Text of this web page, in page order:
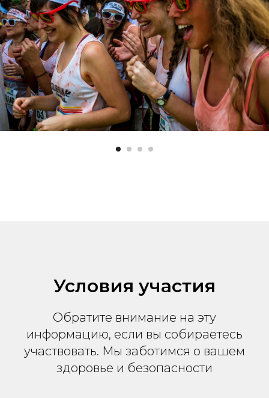
Условия участия
Обратите внимание на эту
информацию, если вы собираетесь
участвовать. Мы заботимся о вашем
здоровье и безопасности